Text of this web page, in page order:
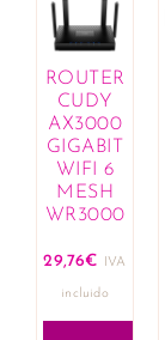
ROUTER
CUDY
AX3000
GIGABIT
WIFI 6
MESH
WR3000
29,76€ IVA
incluido